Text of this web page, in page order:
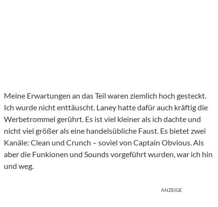
Meine Erwartungen an das Teil waren ziemlich hoch gesteckt.
Ich wurde nicht enttäuscht. Laney hatte dafür auch kräftig die
Werbetrommel gerührt. Es ist viel kleiner als ich dachte und
nicht viel größer als eine handelsübliche Faust. Es bietet zwei
Kanäle: Clean und Crunch – soviel von Captain Obvious. Als
aber die Funkionen und Sounds vorgeführt wurden, war ich hin
und weg.
ANZEIGE